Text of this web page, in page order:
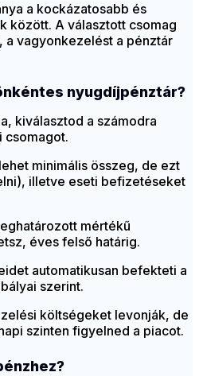
a kockázatosabb és
között. A választott csomag
a vagyonkezelést a pénztár
nyugdíjpénztár?
kiválasztod a számodra
minimális összeg, de ezt
illetve eseti befizetéseket
mértékű
éves felső határig.
automatikusan befekteti a
szerint.
költségeket levonják, de
szinten figyelned a piacot.